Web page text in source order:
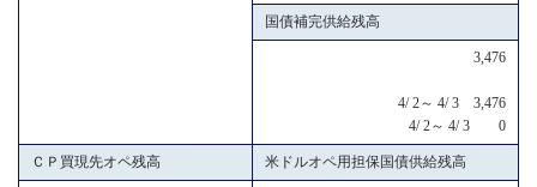
国債補完供給残高
3,476
4/ 2～ 4/ 3 3,476
4/ 2～ 4/ 3 0
ＣＰ買現先オペ残高 米ドルオペ用担保国債供給残高